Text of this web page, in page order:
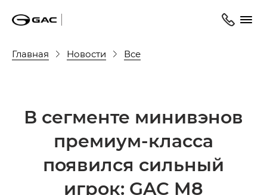
Главная Новости Все
В сегменте минивэнов
премиум-класса
появился сильный
игрок: GAC M8